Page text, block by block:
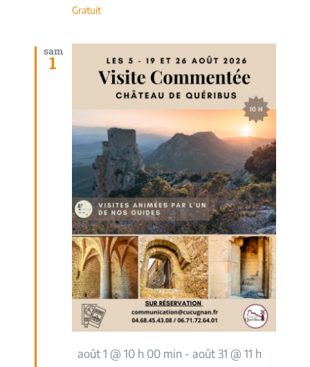
Gratuit
sam
1
Mis
août 1 @ 10 h 00 min- août 31 @ 11 h